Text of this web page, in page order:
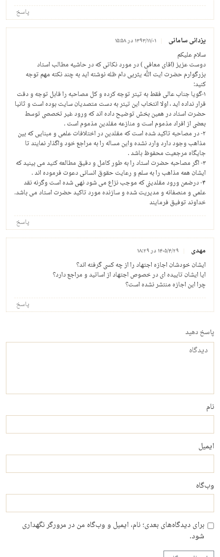
پاسخ
یزدانی سامانی ۱۳۹۳/۱۱/۰۱ در ۱۵:۵۸
سلام علیکم
دوست عزیز (اقای معافی ) در مورد نکاتی که در حاشیه مطالب استاد
بزرگوارم حضرت ایت الله یثربی دام ظله نوشته اید به چند نکته مهم توجه
کنید:
۱-گویا جناب عالی فقط به تیتر توجه کرده و کل مصاحبه را قابل توجه و دقت
قرار نداده اید ، اولا انتخاب این تیتر به دست متصدیان سایت بوده است و ثانیا
حضرت استاد در همین بخش توضیح داده اند که ورود غیر تخصصی توسط
بعضی از افراد مذموم است و منازعه مقلدین مذموم است .
۲- در مصاحبه تاکید شده است که مقلدین در اختلافات علمی و مبنایی که بین
مذاهب وجود دارد وارد نشده واین مساله را به مراجع خود واگذار نمایند تا
جایگاه مرجعیت محفوظ باشد .
۳- اگر مصاحبه حضرت استاد را به طور کامل و دقیق مطالعه کنید می بینید که
ایشان همه مذاهب را به سلم و رعایت حقوق انسانی دعوت فرموده اند .
۴- درضمن ورود مقلدینی که موجب نزاع می شود نهی شده است وگرنه نقد
علمی و منصفانه و مدیریت شده و سازنده مورد تاکید حضرت استاد می باشد.
خداوند توفیق فرمایند
پاسخ
مهدی ۱۴۰۵/۴/۲۹ در ۱۸:۲۹
ایشان خودشان اجازه اجتهاد را از چه کسی گرفته اند؟
ایا ایشان تاییده ای در خصوص اجتهاد از اساتید و مراجع دارد؟
چرا این اجازه منتشر نشده است؟
پاسخ
پاسخ دهید
دیدگاه
نام
ایمیل
وب‌گاه
برای دیدگاه‌های بعدی؛ نام، ایمیل و وب‌گاه من در مرورگر نگهداری
شود.